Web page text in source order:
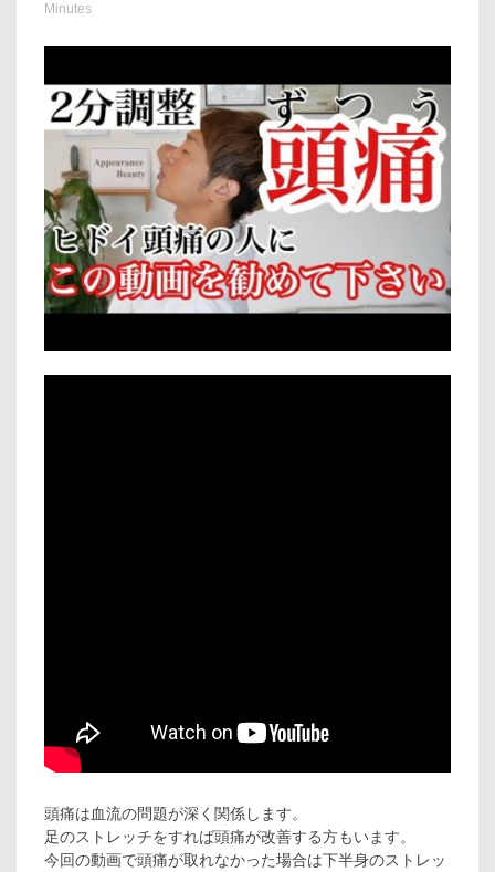
Minutes
頭痛は血流の問題が深く関係します。
足のストレッチをすれば頭痛が改善する方もいます。
今回の動画で頭痛が取れなかった場合は下半身のストレッ